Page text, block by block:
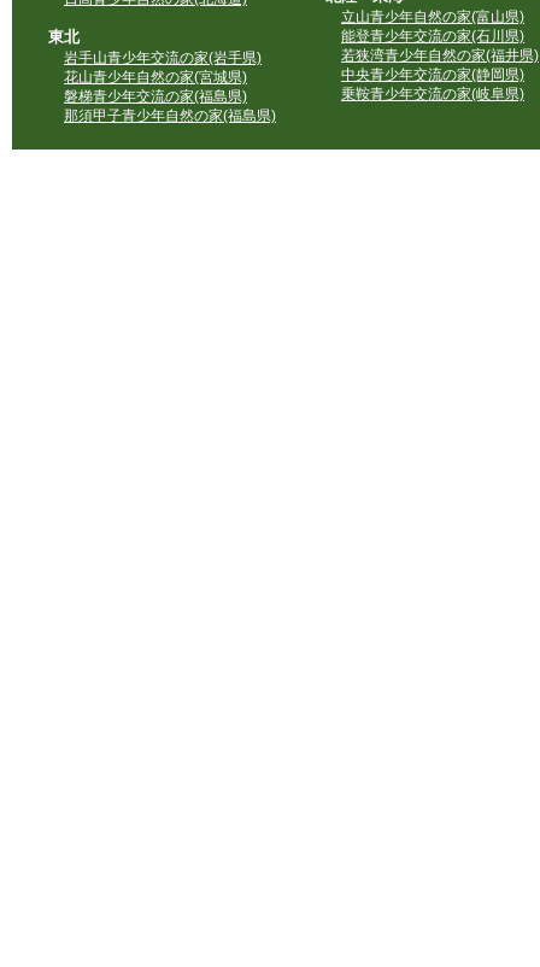
東北
岩手山青少年交流の家(岩手県)
花山青少年自然の家(宮城県)
磐梯青少年交流の家(福島県)
那須甲子青少年自然の家(福島県)
立山青少年自然の家(富山県)
能登青少年交流の家(石川県)
若狭湾青少年自然の家(福井県)
中央青少年交流の家(静岡県)
乗鞍青少年交流の家(岐阜県)